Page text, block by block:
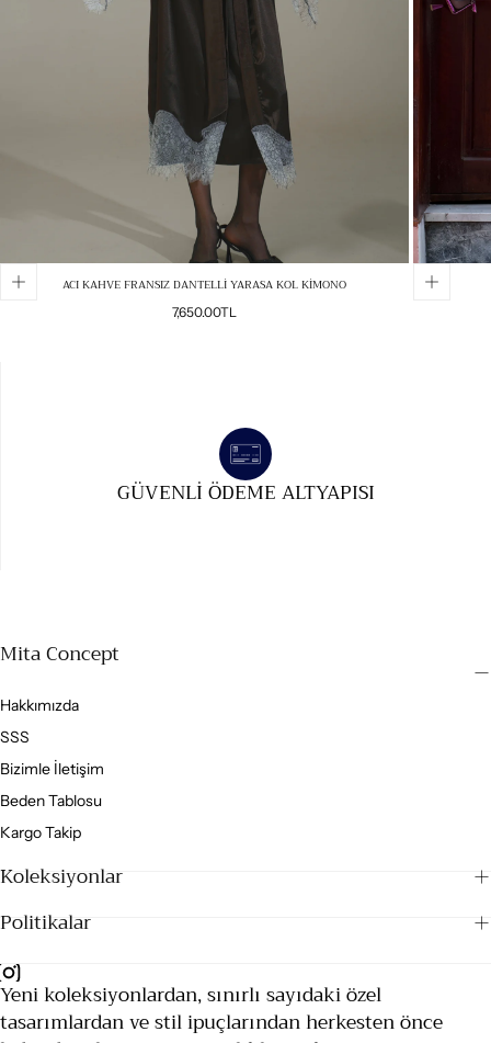
ACI KAHVE FRANSIZ DANTELLİ YARASA KOL KİMONO
Normal
7,650.00TL
GÜVENLI ÖDEME ALTYAPISI
Mita Concept
Hakkımızda
SSS
Bizimle İletişim
Beden Tablosu
Kargo Takip
Koleksiyonlar
Politikalar
Yeni koleksiyonlardan, sınırlı sayıdaki özel
tasarımlardan ve stil ipuçlarından herkesten önce